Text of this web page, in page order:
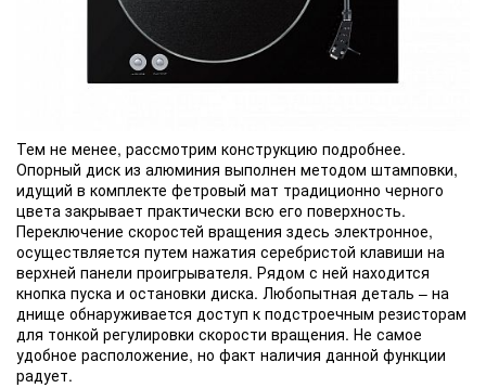
Тем не менее, рассмотрим конструкцию подробнее.
Опорный диск из алюминия выполнен методом штамповки,
идущий в комплекте фетровый мат традиционно черного
цвета закрывает практически всю его поверхность.
Переключение скоростей вращения здесь электронное,
осуществляется путем нажатия серебристой клавиши на
верхней панели проигрывателя. Рядом с ней находится
кнопка пуска и остановки диска. Любопытная деталь – на
днище обнаруживается доступ к подстроечным резисторам
для тонкой регулировки скорости вращения. Не самое
удобное расположение, но факт наличия данной функции
радует.